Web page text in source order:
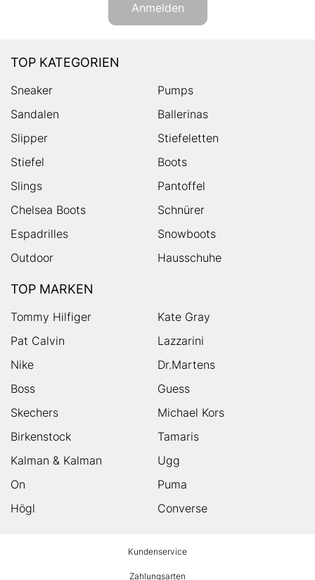
Anmelden
TOP KATEGORIEN
Sneaker
Pumps
Sandalen
Ballerinas
Slipper
Stiefeletten
Stiefel
Boots
Slings
Pantoffel
Chelsea Boots
Schnürer
Espadrilles
Snowboots
Outdoor
Hausschuhe
TOP MARKEN
Tommy Hilfiger
Kate Gray
Pat Calvin
Lazzarini
Nike
Dr.Martens
Boss
Guess
Skechers
Michael Kors
Birkenstock
Tamaris
Kalman & Kalman
Ugg
On
Puma
Högl
Converse
Kundenservice
Zahlungsarten